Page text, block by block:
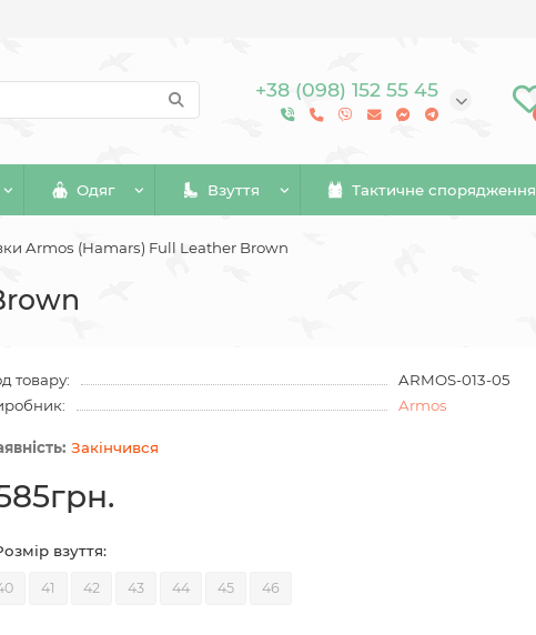
+38 (098) 152 55 45
Одяг Взуття Тактичне спорядження
Armos (Hamars) Full Leather Brown
товару:
ARMOS-013-05
Armos
Закінчився
взуття:
41 42 43 44 45 46